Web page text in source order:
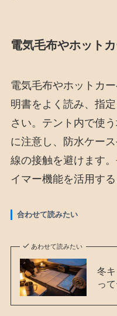
電気毛布やホット
電気毛布やホットカ
明書をよく読み、指
さい。テント内で使
に注意し、防水ケー
線の接触を避けます
イマー機能を活用す
合わせて読みたい
あわせて読みたい
冬
っ